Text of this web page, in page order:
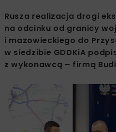
Rusza realizacja drogi
na odcinku od granicy
i mazowieckiego do
w siedzibie GDDKiA
z wykonawcą – firmą